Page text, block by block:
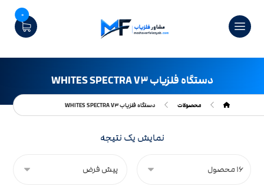
0
دستگاه فلزیاب WHITES SPECTRA V۳
محصولات دستگاه فلزیاب WHITES SPECTRA V۳
نمایش یک نتیجه